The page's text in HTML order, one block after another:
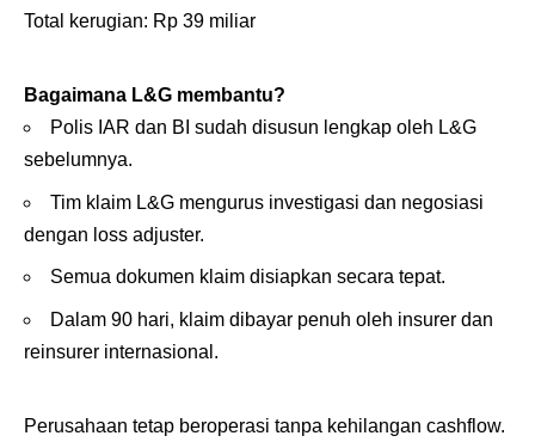
Total kerugian: Rp 39 miliar
Bagaimana L&G membantu?
Polis IAR dan BI sudah disusun lengkap oleh L&G
sebelumnya.
Tim klaim L&G mengurus investigasi dan negosiasi
dengan loss adjuster.
Semua dokumen klaim disiapkan secara tepat.
Dalam 90 hari, klaim dibayar penuh oleh insurer dan
reinsurer internasional.
Perusahaan tetap beroperasi tanpa kehilangan cashflow.